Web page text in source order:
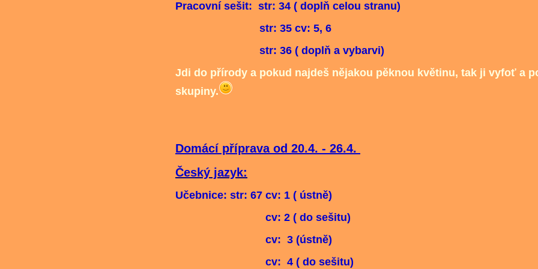
Pracovní sešit: str: 34 ( doplň celou stranu)
str: 35 cv: 5, 6
str: 36 ( doplň a vybarvi)
Jdi do přírody a pokud najdeš nějakou pěknou květinu, tak ji vyfoť a
skupiny.
Domácí příprava od 20.4. - 26.4.
Český jazyk:
Učebnice: str: 67 cv: 1 ( ústně)
cv: 2 ( do sešitu)
cv: 3 (ústně)
cv: 4 ( do sešitu)